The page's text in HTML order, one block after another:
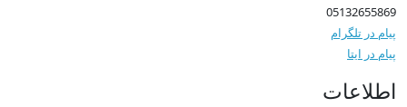
05132655869
پیام در تلگرام
پیام در ایتا
اطلاعات